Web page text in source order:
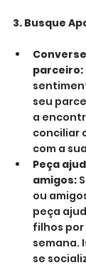
3. Busque
parceiro:
seu
a
conciliar
com a
Peça
amigos:
ou
peça
filhos
semana.
se